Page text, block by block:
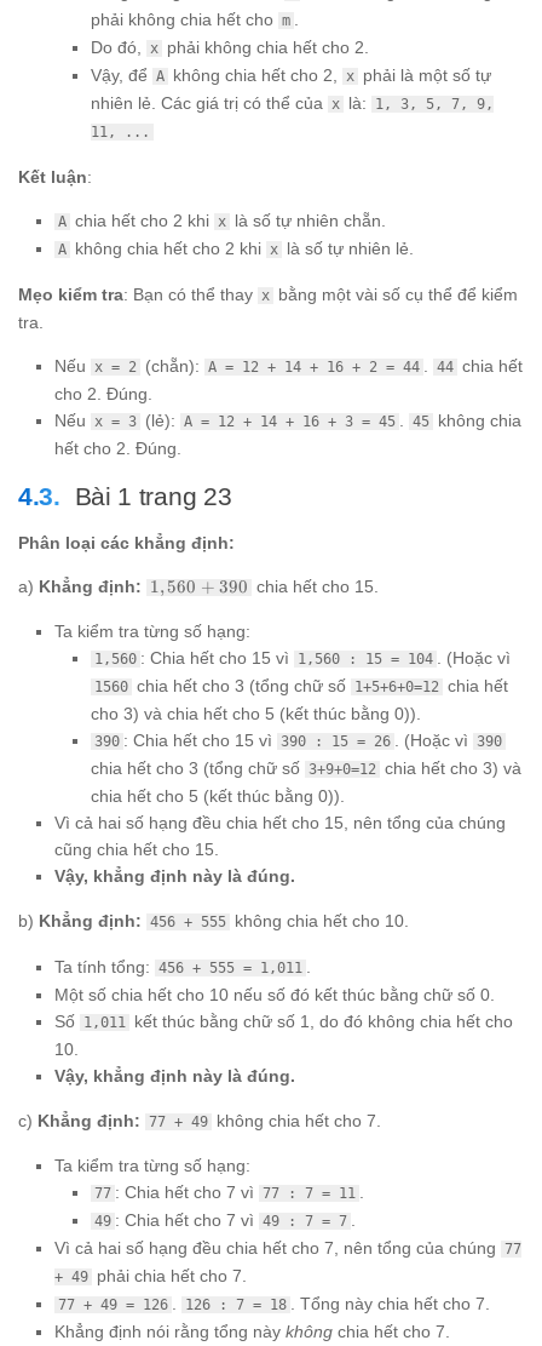
phải không chia hết cho m
Do đó,
x phải không chia hết cho 2.
Vậy, để A không chia hết cho 2, x phải là một số tự
nhiên lẻ. Các giá trị có thể của x là:
1, 3, 5, 7, 9,
11, ...
Kết luận:
A chia hết cho 2 khi x là số tự nhiên chẵn.
A không chia hết cho 2 khi x là số tự nhiên lẻ.
Mẹo kiểm tra: Bạn có thể thay x bằng một vài số cụ thể để kiểm
tra.
Nếu x = 2 (chẵn): A = 12 + 14 + 16 + 2 = 44 . 44 chia hết
cho 2. Đúng.
Nếu x = 3 (lẻ): A = 12 + 14 + 16 + 3 = 45 . 45 không chia
hết cho 2. Đúng.
Bài 1 trang 23
Phân loại các khẳng định:
a) Khẳng định: 1,560
390
1, 560 + 390 chia hết cho 15.
Ta kiểm tra từng số hạng:
1,560 : Chia hết cho 15 vì 1,560 : 15 = 104 . (Hoặc vì
1560 chia hết cho 3 (tổng chữ số 1+5+6+0=12 chia hết
cho 3) và chia hết cho 5 (kết thúc bằng 0)).
390 : Chia hết cho 15 vì 390 : 15 = 26 . (Hoặc vì 390
chia hết cho 3 (tổng chữ số 3+9+0=12 chia hết cho 3) và
chia hết cho 5 (kết thúc bằng 0)).
Vì cả hai số hạng đều chia hết cho 15, nên tổng của chúng
cũng chia hết cho 15.
Vậy, khẳng định này là đúng.
b) Khẳng định: 456 + 555 không chia hết cho 10.
Ta tính tổng: 456 + 555 = 1,011
Một số chia hết cho 10 nếu số đó kết thúc bằng chữ số 0.
Số 1,011
kết thúc bằng chữ số 1, do đó không chia hết cho
10.
Vậy, khẳng định này là đúng.
c) Khẳng định: 77 + 49 không chia hết cho 7.
Ta kiểm tra từng số hạng:
77 : Chia hết cho 7 vì 77 : 7 = 11
49 : Chia hết cho 7 vì 49 : 7 = 7
Vì cả hai số hạng đều chia hết cho 7, nên tổng của chúng 77
+ 49 phải chia hết cho 7.
77 + 49 = 126 126 : 7 = 18
. Tổng này chia hết cho 7.
Khẳng định nói rằng tổng này không chia hết cho 7.